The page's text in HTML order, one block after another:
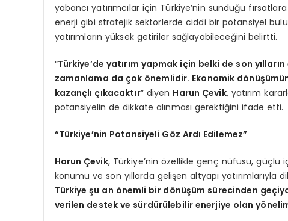
yabancı yatırımcılar için Türkiye’nin sunduğu
enerji gibi stratejik sektörlerde ciddi bir potansiyel
yatırımların yüksek getiriler sağlayabileceğini belirtti.
“Türkiye’de yatırım yapmak için belki de son
zamanlama da çok önemlidir. Ekonomik
kazançlı çıkacaktır” diyen Harun Çevik, yatırım
potansiyelin de dikkate alınması gerektiğini ifade etti.
“Türkiye’nin Potansiyeli Göz Ardı Edilemez”
Harun Çevik, Türkiye’nin özellikle genç nüfusu, güçlü
konumu ve son yıllarda gelişen altyapı yatırımlarıyla
Türkiye şu an önemli bir dönüşüm sürecinden
verilen destek ve sürdürülebilir enerjiye olan